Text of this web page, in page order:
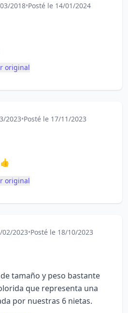
2018•Posté le 14/01/2024
original
2023•Posté le 17/11/2023
original
2023•Posté le 18/10/2023
tamaño y peso bastante
que representa una
por nuestras 6 nietas.